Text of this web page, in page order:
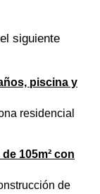
siguiente
piscina y
residencial
105m² con
de